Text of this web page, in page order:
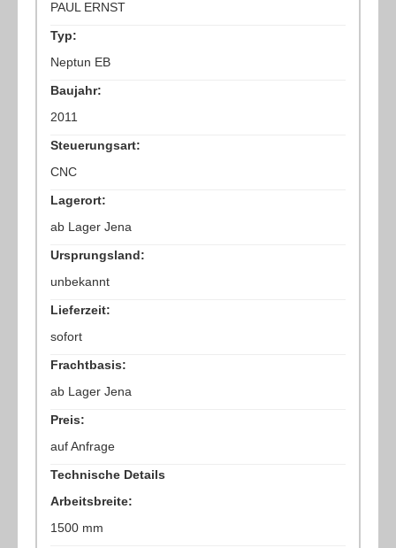
PAUL ERNST
Typ:
Neptun EB
Baujahr:
2011
Steuerungsart:
CNC
Lagerort:
ab Lager Jena
Ursprungsland:
unbekannt
Lieferzeit:
sofort
Frachtbasis:
ab Lager Jena
Preis:
auf Anfrage
Technische Details
Arbeitsbreite:
1500 mm